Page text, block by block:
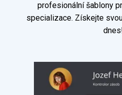
profesionální šablony
specializace. Získejte